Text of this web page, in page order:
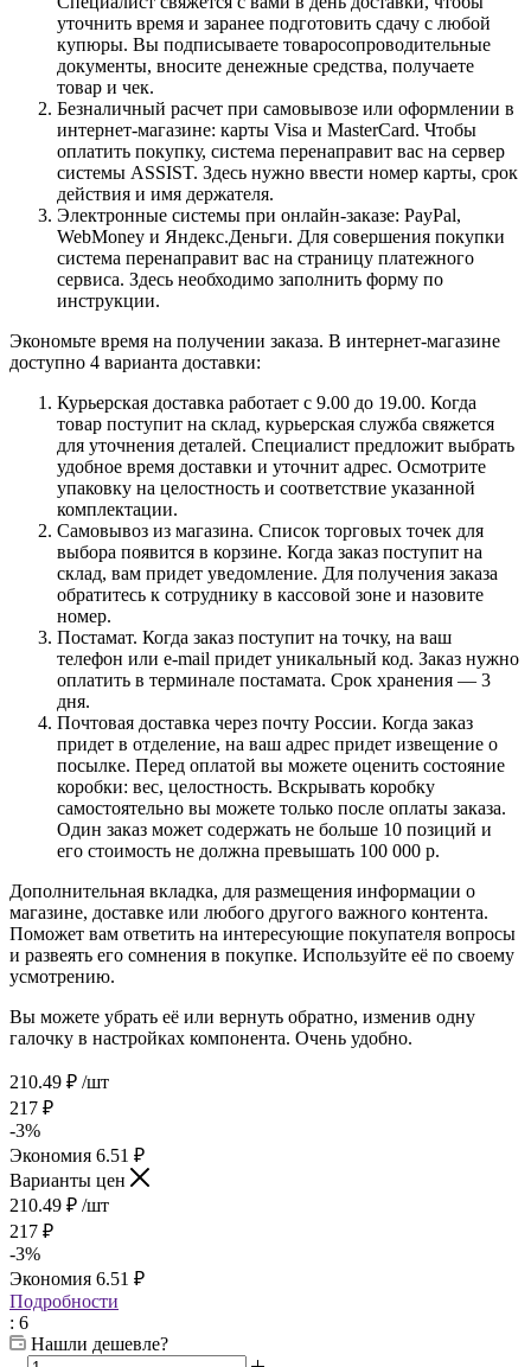
уточнить время и заранее подготовить сдачу с любой
купюры. Вы подписываете товаросопроводительные
документы, вносите денежные средства, получаете
товар и чек.
Безналичный расчет при самовывозе или оформлении в
интернет-магазине: карты Visa и MasterCard. Чтобы
оплатить покупку, система перенаправит вас на сервер
системы ASSIST. Здесь нужно ввести номер карты, срок
действия и имя держателя.
Электронные системы при онлайн-заказе: PayPal,
WebMoney и Яндекс.Деньги. Для совершения покупки
система перенаправит вас на страницу платежного
сервиса. Здесь необходимо заполнить форму по
инструкции.
Экономьте время на получении заказа. В интернет-магазине
доступно 4 варианта доставки:
Курьерская доставка работает с 9.00 до 19.00. Когда
товар поступит на склад, курьерская служба свяжется
для уточнения деталей. Специалист предложит выбрать
удобное время доставки и уточнит адрес. Осмотрите
упаковку на целостность и соответствие указанной
комплектации.
Самовывоз из магазина. Список торговых точек для
выбора появится в корзине. Когда заказ поступит на
склад, вам придет уведомление. Для получения заказа
обратитесь к сотруднику в кассовой зоне и назовите
номер.
Постамат. Когда заказ поступит на точку, на ваш
телефон или e-mail придет уникальный код. Заказ нужно
оплатить в терминале постамата. Срок хранения — 3
дня.
Почтовая доставка через почту России. Когда заказ
придет в отделение, на ваш адрес придет извещение о
посылке. Перед оплатой вы можете оценить состояние
коробки: вес, целостность. Вскрывать коробку
самостоятельно вы можете только после оплаты заказа.
Один заказ может содержать не больше 10 позиций и
его стоимость не должна превышать 100 000 р.
Дополнительная вкладка, для размещения информации о
магазине, доставке или любого другого важного контента.
Поможет вам ответить на интересующие покупателя вопросы
и развеять его сомнения в покупке. Используйте её по своему
усмотрению.
Вы можете убрать её или вернуть обратно, изменив одну
галочку в настройках компонента. Очень удобно.
210.49 ₽ /шт
217 ₽
-3%
Экономия 6.51 ₽
Варианты цен
210.49 ₽ /шт
217 ₽
-3%
Экономия 6.51 ₽
Подробности
: 6
Нашли дешевле?